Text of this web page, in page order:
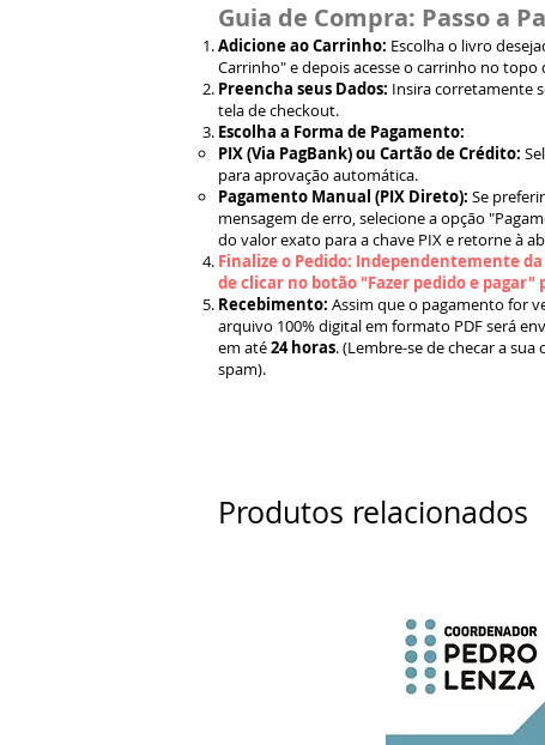
Guia de Compra: Passo a
Adicione ao Carrinho: Escolha o livro
Carrinho" e depois acesse o carrinho no topo
Preencha seus Dados: Insira corretamente
tela de checkout.
Escolha a Forma de Pagamento:
PIX (Via PagBank) ou Cartão de Crédito:
para aprovação automática.
Pagamento Manual (PIX Direto): Se
mensagem de erro, selecione a opção
do valor exato para a chave PIX e retorne à
Finalize o Pedido: Independentemente
de clicar no botão "Fazer pedido e pagar"
Recebimento: Assim que o pagamento for
arquivo 100% digital em formato PDF será
em até24 horas. (Lembre-se de checar a
spam).
Produtos relacionados